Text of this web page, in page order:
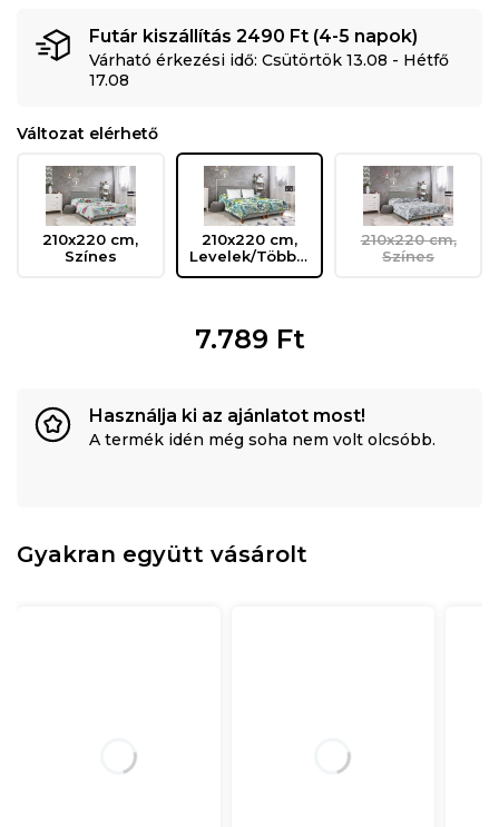
Futár kiszállítás 2490 Ft (4-5 napok)
Várható érkezési idő: Csütörtök 13.08 - Hétfő
17.08
Változat elérhető
210x220 cm,
Színes
210x220 cm,
Levelek/Többszínű
210x220 cm,
Színes
7.789 Ft
Használja ki az ajánlatot most!
A termék idén még soha nem volt olcsóbb.
Gyakran együtt vásárolt